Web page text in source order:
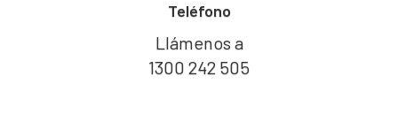
Teléfono
Llámenos a
1300 242 505